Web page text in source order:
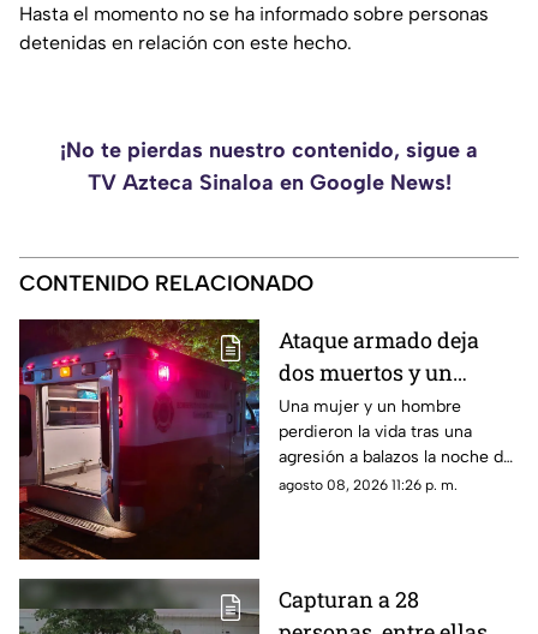
Hasta el momento no se ha informado sobre personas
detenidas en relación con este hecho.
¡No te pierdas nuestro contenido, sigue a
TV Azteca Sinaloa en Google News!
CONTENIDO RELACIONADO
Ataque armado deja
dos muertos y un
herido en la
sindicatura de Villa
Unión, Mazatlán
Una mujer y un hombre
perdieron la vida tras una
agresión a balazos la noche de
este sábado; un joven de 26
agosto 08, 2026 11:26 p. m.
Capturan a 28